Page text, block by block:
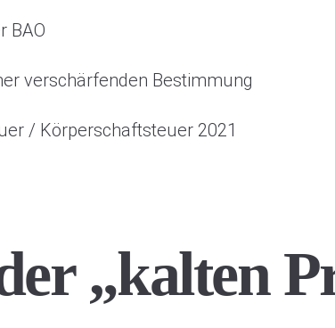
BAO
verschärfenden Bestimmung
/ Körperschaftsteuer 2021
„kalten